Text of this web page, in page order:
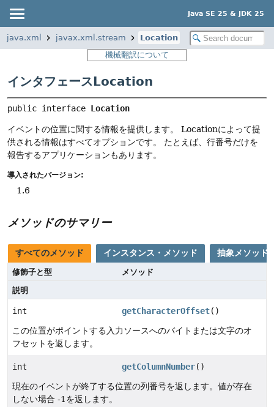
Java SE 25 & JDK 25
java.xml javax.xml.stream
Location
機械翻訳について
インタフェースLocation
public interface Location
イベントの位置に関する情報を提供します。
Locationによって提
供される情報はすべてオプションです。
たとえば、行番号だけを
報告するアプリケーションもあります。
導入されたバージョン:
1.6
メソッドのサマリー
すべてのメソッド インスタンス・メソッド 抽象メソッド
修飾子と型
メソッド
説明
int getCharacterOffset()
この位置がポイントする入力ソースへのバイトまたは文字のオ
フセットを返します。
int getColumnNumber()
現在のイベントが終了する位置の列番号を返します。値が存在
しない場合 -1を返します。